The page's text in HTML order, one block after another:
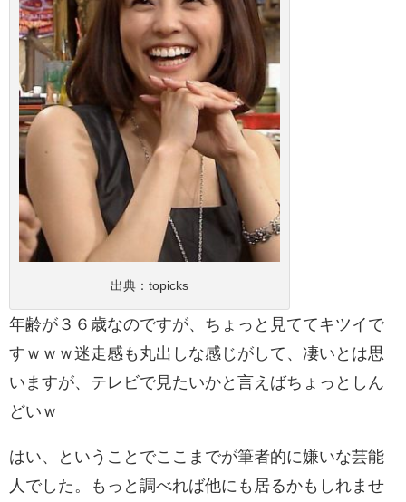
出典： topicks
年齢が３６歳なのですが、ちょっと見ててキツイで
すｗｗｗ迷走感も丸出しな感じがして、凄いとは思
いますが、テレビで見たいかと言えばちょっとしん
どいｗ
はい、ということでここまでが筆者的に嫌いな芸能
人でした。もっと調べれば他にも居るかもしれませ